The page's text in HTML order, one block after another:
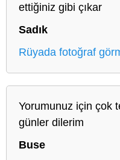
ettiğiniz gibi çıkar
Sadık
Rüyada fotoğraf
Yorumunuz için çok
günler dilerim
Buse